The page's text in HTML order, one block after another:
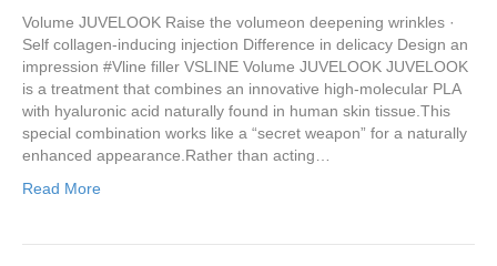
Volume JUVELOOK Raise the volumeon deepening wrinkles ·
Self collagen-inducing injection Difference in delicacy Design an
impression #Vline filler VSLINE Volume JUVELOOK JUVELOOK
is a treatment that combines an innovative high-molecular PLA
with hyaluronic acid naturally found in human skin tissue.This
special combination works like a “secret weapon” for a naturally
enhanced appearance.Rather than acting…
Read More